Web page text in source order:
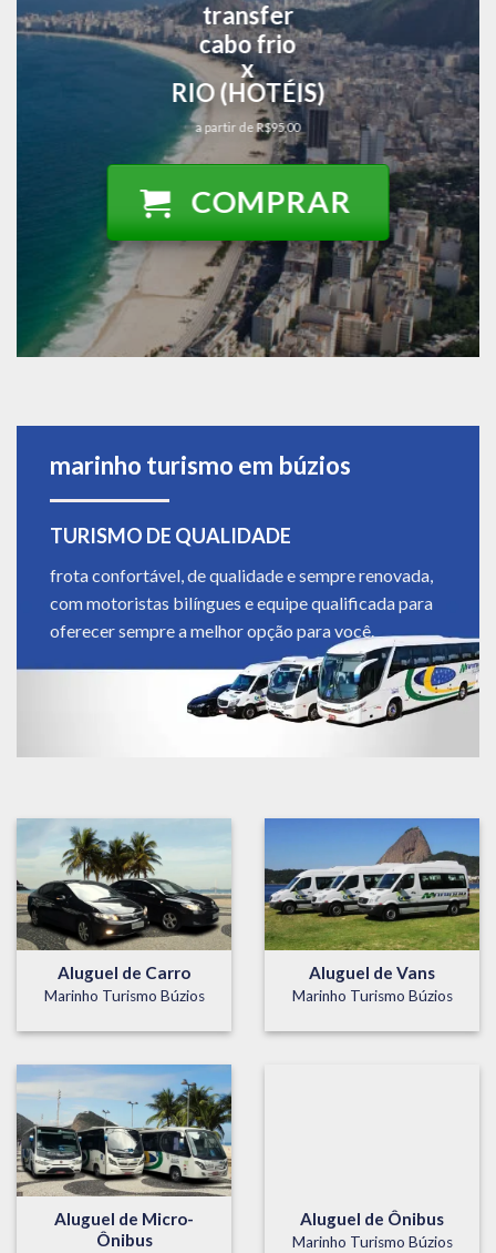
transfer
cabo frio
x
RIO (HOTÉIS)
a partir de R$95,00
COMPRAR
marinho turismo em búzios
TURISMO DE QUALIDADE
frota confortável, de qualidade e sempre renovada,
com motoristas bilíngues e equipe qualificada para
oferecer sempre a melhor opção para você.
Aluguel de Carro
Marinho Turismo Búzios
Aluguel de Vans
Marinho Turismo Búzios
Aluguel de Micro-
Ônibus
Aluguel de Ônibus
Marinho Turismo Búzios